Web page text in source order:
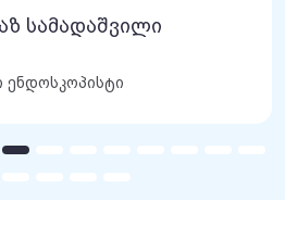
სამადაშვილი
ენდოსკოპისტი